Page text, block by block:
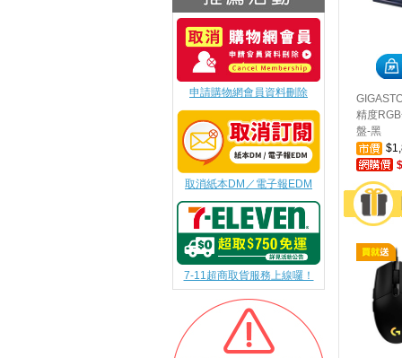
申請購物網會員資料刪除
取消紙本DM／電子報EDM
7-11超商取貨服務上線囉！
精度
盤-黑
$